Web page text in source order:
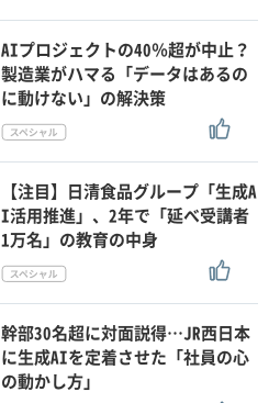
AIプロジェクトの40％超が中止？
製造業がハマる「データはあるの
に動けない」の解決策
【注目】日清食品グループ「生成A
I活用推進」、2年で「延べ受講者
1万名」の教育の中身
幹部30名超に対面説得…JR西日本
に生成AIを定着させた「社員の心
の動かし方」